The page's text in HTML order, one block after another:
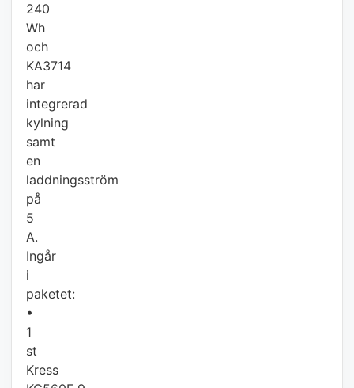
240
Wh
och
KA3714
har
integrerad
kylning
samt
en
laddningsström
på
5
A.
Ingår
i
paketet:
•
1
st
Kress